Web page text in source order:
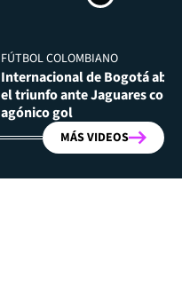
FÚTBOL COLOMBIANO
Internacional de Bogotá
el triunfo ante Jaguares con
agónico gol
MÁS VIDEOS